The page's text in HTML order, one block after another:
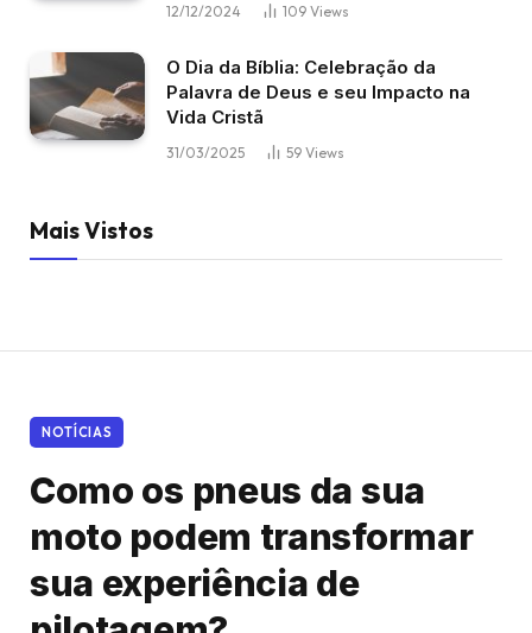
12/12/2024 109 Views
O Dia da Bíblia: Celebração da
Palavra de Deus e seu Impacto na
Vida Cristã
31/03/2025 59 Views
Mais Vistos
NOTÍCIAS
Como os pneus da sua
moto podem transformar
sua experiência de